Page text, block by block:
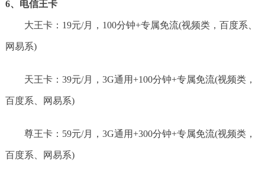
6、电信王卡
大王卡：19元/️月，100分钟+专属免流(视频类，百度系、
网易系)
天王卡：39元/月，3G通用+100分钟+专属免流(视频类，
百度系、网易系)
尊王卡：59元/月，3G通用+300分钟+专属免流(视频类，
百度系、网易系)